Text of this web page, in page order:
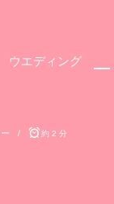
ウエディング
約 2 分